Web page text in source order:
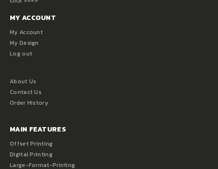
My Account
My Design
Log out
Contact Us
Order History
Offset Printing
Digital Printing
Large-Format-Printing